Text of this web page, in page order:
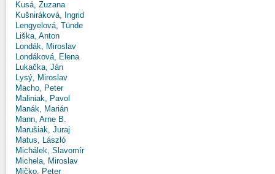
Kusá, Zuzana
Kušniráková, Ingrid
Lengyelová, Tünde
Liška, Anton
Londák, Miroslav
Londáková, Elena
Lukačka, Ján
Lysý, Miroslav
Macho, Peter
Maliniak, Pavol
Manák, Marián
Mann, Arne B.
Marušiak, Juraj
Matus, László
Michálek, Slavomír
Michela, Miroslav
Mičko, Peter